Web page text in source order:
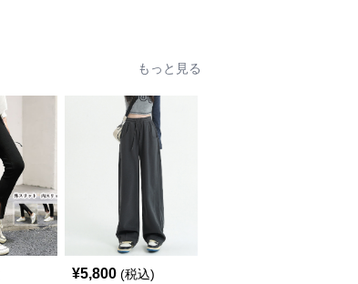
もっと見る
¥5,800 (税込)